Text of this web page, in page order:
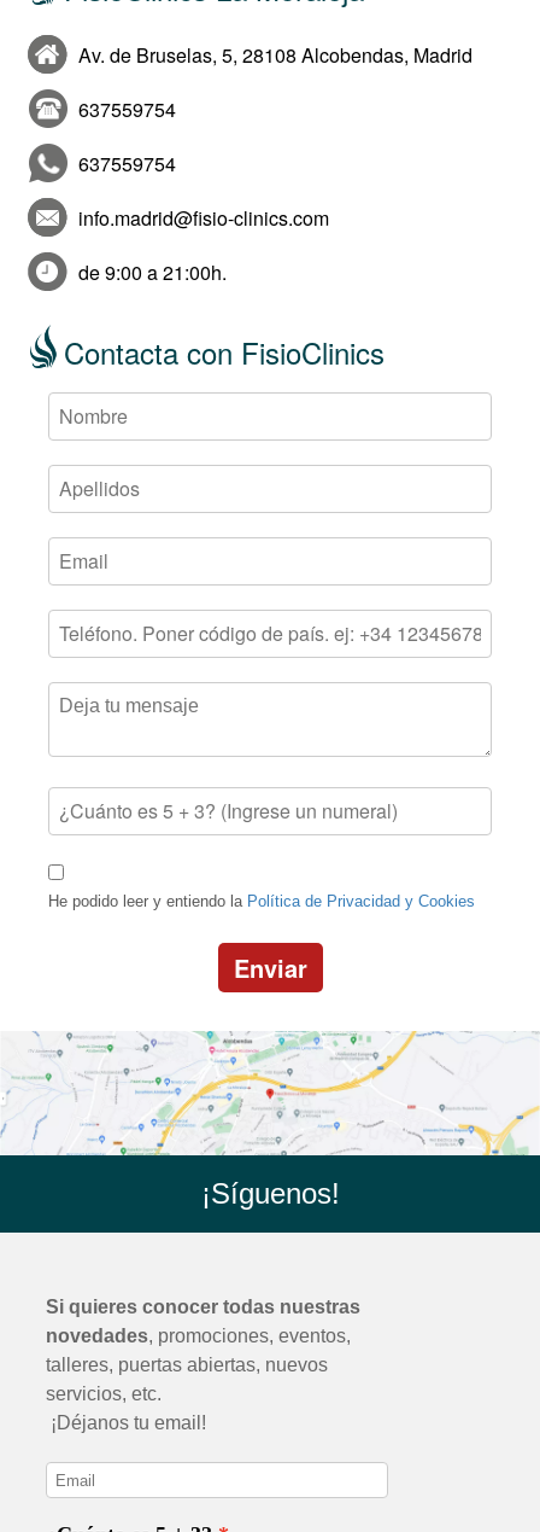
Av. de Bruselas, 5, 28108 Alcobendas, Madrid
637559754
637559754
info.madrid@fisio-clinics.com
de 9:00 a 21:00h.
Contacta con FisioClinics
He podido leer y entiendo la Política de Privacidad y Cookies
Enviar
¡Síguenos!